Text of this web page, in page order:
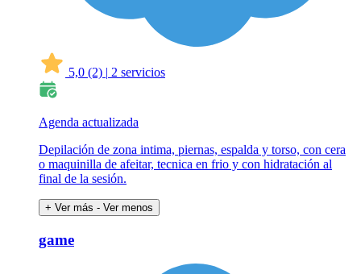
5,0 (2) | 2 servicios
Agenda actualizada
Depilación de zona intima, piernas, espalda y torso, con cera
o maquinilla de afeitar, tecnica en frio y con hidratación al
final de la sesión.
+ Ver más - Ver menos
game